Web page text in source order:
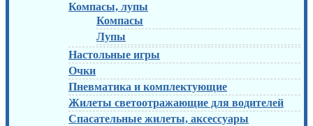
Компасы, лупы
Компасы
Лупы
Настольные игры
Очки
Пневматика и комплектующие
Жилеты светоотражающие для водителей
Спасательные жилеты, аксессуары